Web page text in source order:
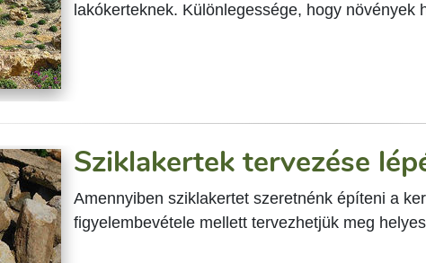
lakókerteknek. Különlegessége, hogy növények
Sziklakertek tervezése
Amennyiben sziklakertet szeretnénk építeni a
figyelembevétele mellett tervezhetjük meg